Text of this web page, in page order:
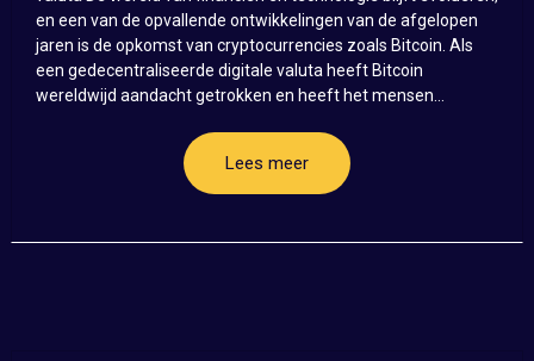
en een van de opvallende ontwikkelingen van de afgelopen
jaren is de opkomst van cryptocurrencies zoals Bitcoin. Als
een gedecentraliseerde digitale valuta heeft Bitcoin
wereldwijd aandacht getrokken en heeft het mensen...
Lees meer